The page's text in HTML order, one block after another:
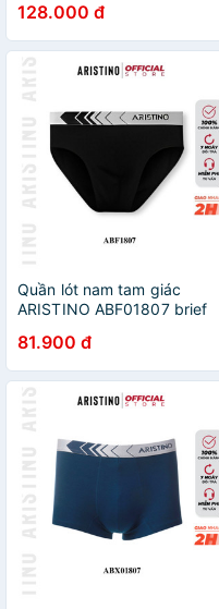
giãn 4 chiều thoáng khí
thấm hút khử khuẩn
128.000 đ
Quần lót nam tam giác
ARISTINO ABF01807 brief
mịn co giãn 4 chiều thấm hút
mồ hôi kháng khuẩn
81.900 đ